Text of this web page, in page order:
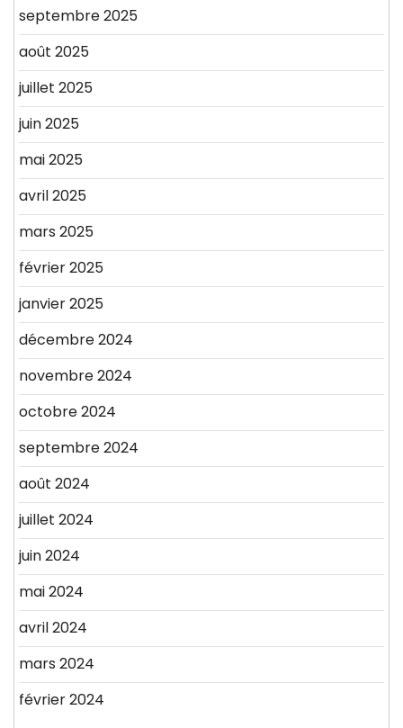
septembre 2025
août 2025
juillet 2025
juin 2025
mai 2025
avril 2025
mars 2025
février 2025
janvier 2025
décembre 2024
novembre 2024
octobre 2024
septembre 2024
août 2024
juillet 2024
juin 2024
mai 2024
avril 2024
mars 2024
février 2024